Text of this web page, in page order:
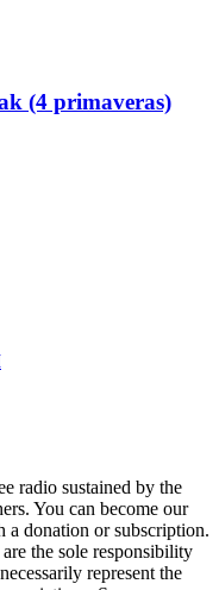
(4 primaveras)
radio sustained by the
You can become our
a donation or subscription.
the sole responsibility
represent the